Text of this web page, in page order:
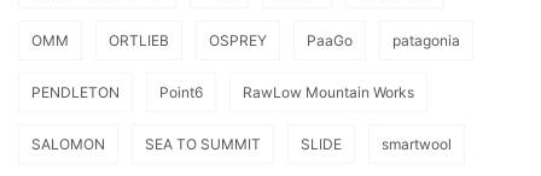
OMM ORTLIEB OSPREY PaaGo patagonia
PENDLETON Point6 RawLow Mountain Works
SALOMON SEA TO SUMMIT SLIDE smartwool